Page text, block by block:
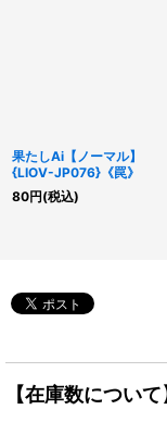
果たしAi【ノーマル】
{LIOV-JP076}《罠》
80円(税込)
【在庫数について